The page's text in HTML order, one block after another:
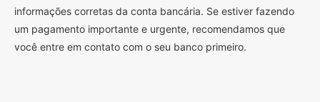
informações corretas da conta bancária. Se estiver fazendo
um pagamento importante e urgente, recomendamos que
você entre em contato com o seu banco primeiro.